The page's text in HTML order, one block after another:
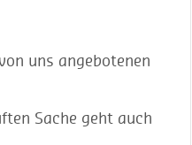
uns angebotenen
Sache geht auch